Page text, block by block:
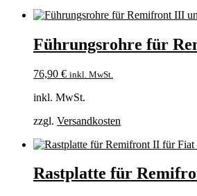
Führungsrohre für
76,90 € inkl. MwSt.
inkl. MwSt.
zzgl. Versandkosten
Rastplatte für